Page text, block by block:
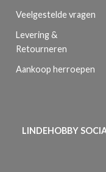
Veelgestelde vragen
Levering &
Retourneren
Aankoop herroepen
LINDEHOBBY